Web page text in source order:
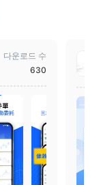
다운로드 수
630